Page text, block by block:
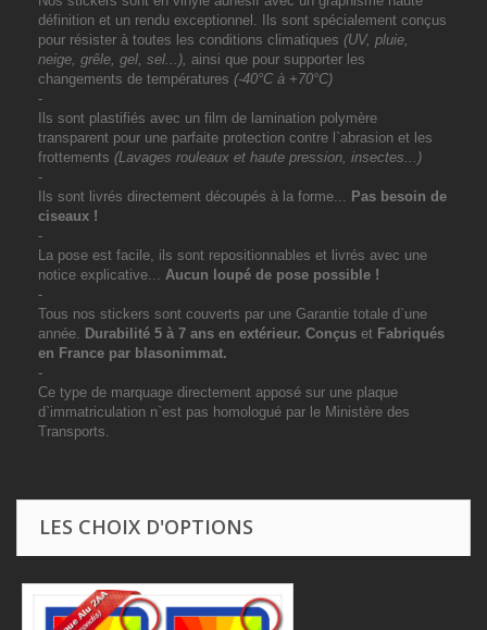
définition et un rendu exceptionnel. Ils sont spécialement conçus
pour résister à toutes les conditions climatiques (UV, pluie,
neige, grêle, gel, sel...), ainsi que pour supporter les
changements de températures (-40°C à +70°C)
-
Ils sont plastifiés avec un film de lamination polymère
transparent pour une parfaite protection contre l`abrasion et les
frottements (Lavages rouleaux et haute pression, insectes...)
-
Ils sont livrés directement découpés à la forme... Pas besoin de
ciseaux !
-
La pose est facile, ils sont repositionnables et livrés avec une
notice explicative... Aucun loupé de pose possible !
-
Tous nos stickers sont couverts par une Garantie totale d`une
année. Durabilité 5 à 7 ans en extérieur. Conçus et Fabriqués
en France par blasonimmat.
-
Ce type de marquage directement apposé sur une plaque
d`immatriculation n`est pas homologué par le Ministère des
Transports.
LES CHOIX D'OPTIONS